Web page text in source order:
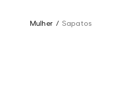
Mulher / Sapatos